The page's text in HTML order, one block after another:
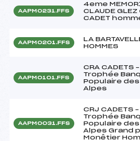
AAPM0231.FFS
4eme
CLAUDE GLEZ
CADET
AAPM0201.FFS
LA
HOMMES
AAPM0101.FFS
CRA CADETS
Trophée
Populaire des
Alpes
AAPM0031.FFS
CRJ CADETS –
Trophée
Populaire des
Alpes Grand
Monêtier